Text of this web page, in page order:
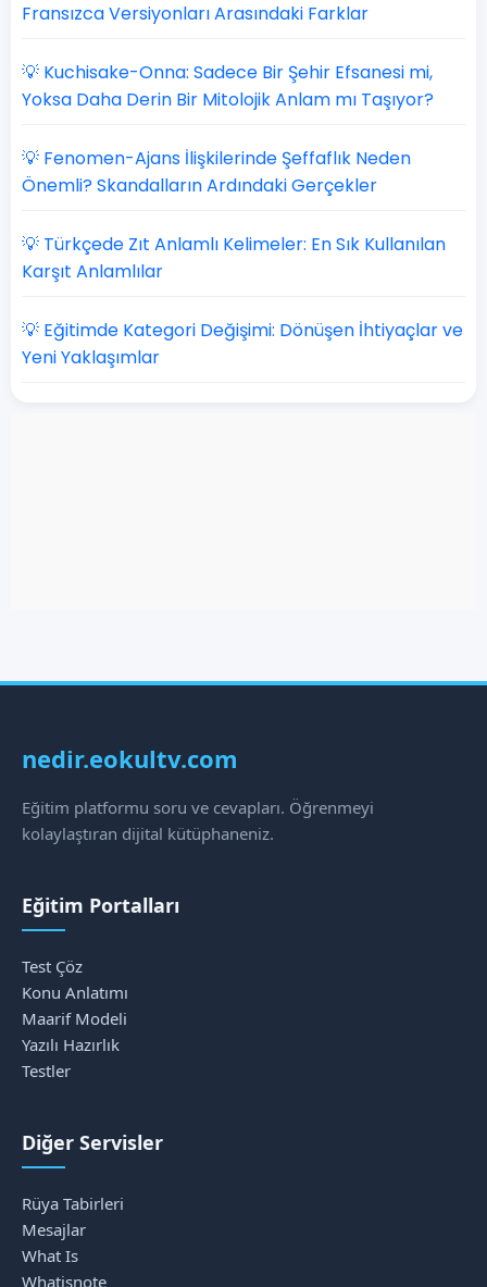
Fransızca Versiyonları Arasındaki Farklar
💡 Kuchisake-Onna: Sadece Bir Şehir Efsanesi mi,
Yoksa Daha Derin Bir Mitolojik Anlam mı Taşıyor?
💡 Fenomen-Ajans İlişkilerinde Şeffaflık Neden
Önemli? Skandalların Ardındaki Gerçekler
💡 Türkçede Zıt Anlamlı Kelimeler: En Sık Kullanılan
Karşıt Anlamlılar
💡 Eğitimde Kategori Değişimi: Dönüşen İhtiyaçlar ve
Yeni Yaklaşımlar
nedir.eokultv.com
Eğitim platformu soru ve cevapları. Öğrenmeyi
kolaylaştıran dijital kütüphaneniz.
Eğitim Portalları
Test Çöz
Konu Anlatımı
Maarif Modeli
Yazılı Hazırlık
Testler
Diğer Servisler
Rüya Tabirleri
Mesajlar
What Is
Whatisnote